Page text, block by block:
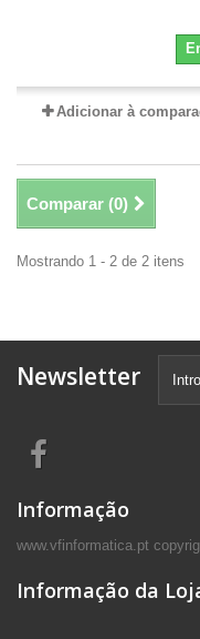
Adicionar à
Comparar (0)
Mostrando 1 - 2 de 2 itens
Newsletter
Informação
www.vfinformatica.pt
Informação da